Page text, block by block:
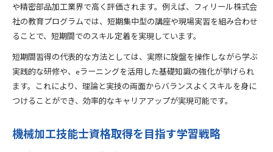
や精密部品加工業界で高く評価されます。例えば、フィリール株式会
社の教育プログラムでは、短期集中型の講座や現場実習を組み合わせ
ることで、短期間でのスキル定着を実現しています。
短期間習得の代表的な方法としては、実際に旋盤を操作しながら学ぶ
実践的な研修や、eラーニングを活用した基礎知識の強化が挙げられ
ます。これにより、理論と実技の両面からバランスよくスキルを身に
つけることができ、効率的なキャリアアップが実現可能です。
機械加工技能士資格取得を目指す学習戦略